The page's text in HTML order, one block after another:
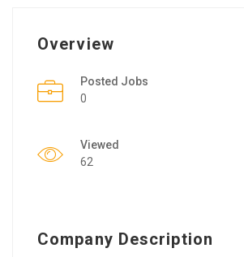
Overview
Posted Jobs
0
Viewed
62
Company Description